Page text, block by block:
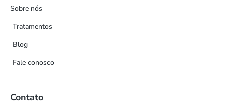
Sobre nós
Tratamentos
Blog
Fale conosco
Contato